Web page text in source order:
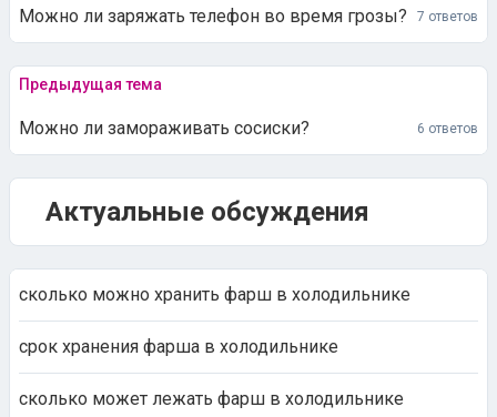
Можно ли заряжать телефон во время грозы? 7 ответов
Предыдущая тема
Можно ли замораживать сосиски? 6 ответов
Актуальные обсуждения
сколько можно хранить фарш в холодильнике
срок хранения фарша в холодильнике
сколько может лежать фарш в холодильнике